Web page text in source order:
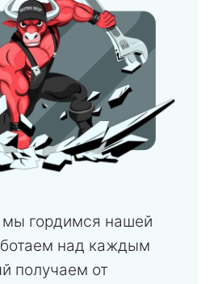
гордимся нашей
над каждым
получаем от